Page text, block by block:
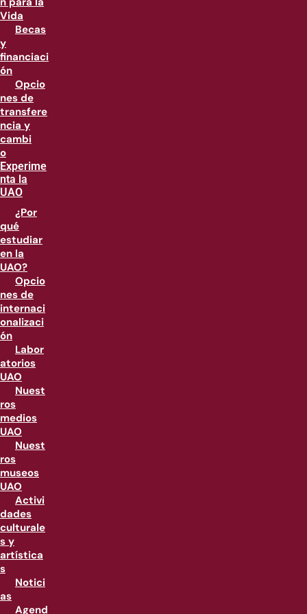
Vida
Becas
y
financiaci
ón
Opcio
nes de
transfere
ncia y
cambi
o
Experime
nta la
UAO
¿Por
qué
estudiar
en la
UAO?
Opcio
nes de
internaci
onalizaci
ón
Labor
atorios
UAO
Nuest
ros
medios
UAO
Nuest
ros
museos
UAO
Activi
dades
culturale
s y
artística
s
Notici
as
Agend